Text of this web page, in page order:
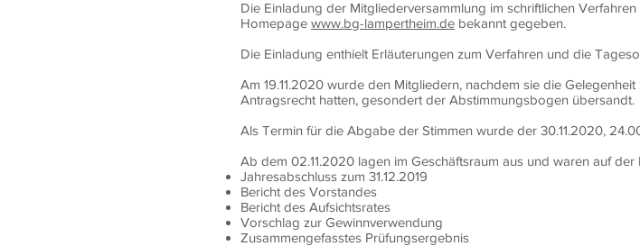
Die Einladung der Mitgliederversammlung im schriftlichen
Homepage www.bg-lampertheim.de bekannt gegeben.
Die Einladung enthielt Erläuterungen zum Verfahren und die
Am 19.11.2020 wurde den Mitgliedern, nachdem sie die
Antragsrecht hatten, gesondert der Abstimmungsbogen übersandt.
Als Termin für die Abgabe der Stimmen wurde der 30.11.2020,
Ab dem 02.11.2020 lagen im Geschäftsraum aus und waren auf
Jahresabschluss zum 31.12.2019
Bericht des Vorstandes
Bericht des Aufsichtsrates
Vorschlag zur Gewinnverwendung
Zusammengefasstes Prüfungsergebnis